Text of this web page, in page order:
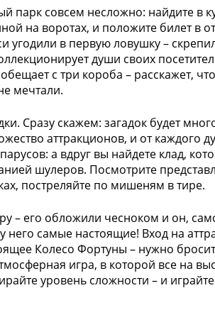
парк совсем несложно: найдите в
на воротах, и положите билет в
в первую ловушку –
души своих
с три короба – расскажет,
мечтали.
Сразу скажем: загадок будет
аттракционов, и от каждого
а вдруг вы найдете клад,
шулеров. Посмотрите
постреляйте по мишеням в тире.
– его обложили чесноком и он,
самые настоящие! Вход на
Колесо Фортуны – нужно
игра, в которой все на
уровень сложности – и играйте